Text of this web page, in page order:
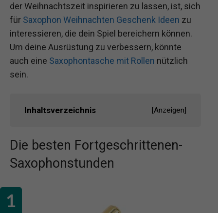
der Weihnachtszeit inspirieren zu lassen, ist, sich
für Saxophon Weihnachten Geschenk Ideen zu
interessieren, die dein Spiel bereichern können.
Um deine Ausrüstung zu verbessern, könnte
auch eine Saxophontasche mit Rollen nützlich
sein.
Inhaltsverzeichnis [Anzeigen]
Die besten Fortgeschrittenen-
Saxophonstunden